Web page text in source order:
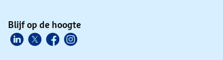
Blijf op de hoogte